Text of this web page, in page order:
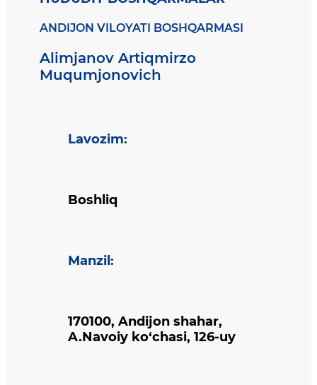
ANDIJON VILOYATI BOSHQARMASI
Alimjanov Artiqmirzo
Muqumjonovich
Lavozim:
Boshliq
Manzil :
170100, Andijon shahar,
A.Navoiy ko‘chasi, 126-uy